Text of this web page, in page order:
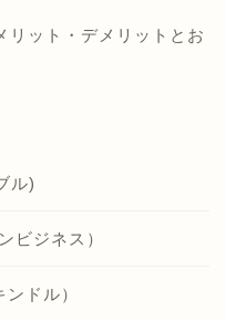
リット・デメリットとお
ル)
ビジネス）
ドル）